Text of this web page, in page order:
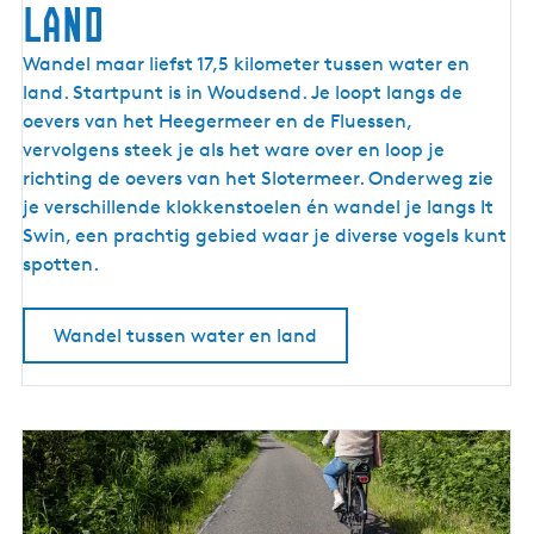
land
W
a
n
d
e
l
e
n
n
w
a
t
Wandel maar liefst 17,5 kilometer tussen water en
land. Startpunt is in Woudsend. Je loopt langs de
oevers van het Heegermeer en de Fluessen,
vervolgens steek je als het ware over en loop je
richting de oevers van het Slotermeer. Onderweg zie
je verschillende klokkenstoelen én wandel je langs It
Swin, een prachtig gebied waar je diverse vogels kunt
spotten.
Wandel tussen water en land